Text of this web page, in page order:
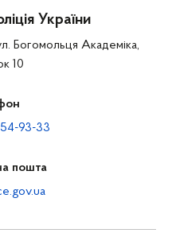
України
Богомольця Академіка,
10
93-33
пошта